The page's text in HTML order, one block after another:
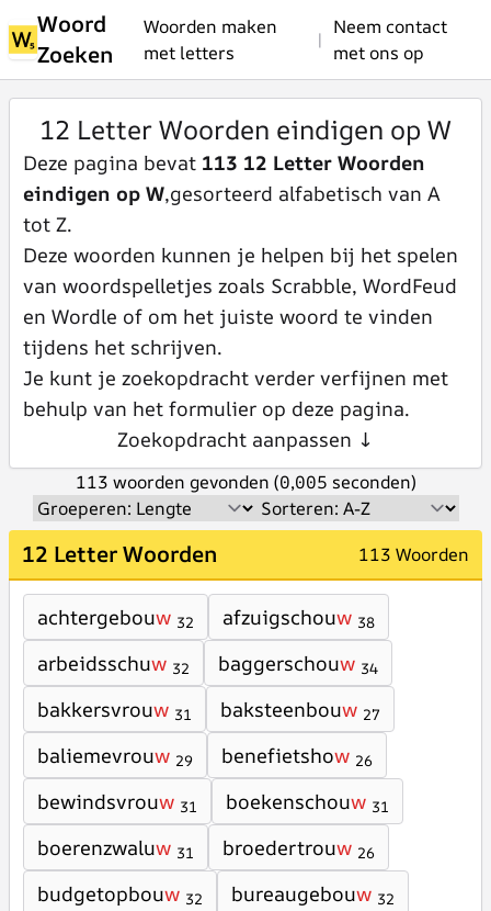
Woord
Zoeken
Woorden maken
met letters
|
Neem contact
met ons op
12 Letter Woorden eindigen op W
Deze pagina bevat 113 12 Letter Woorden
eindigen op W,gesorteerd alfabetisch van A
tot Z.
Deze woorden kunnen je helpen bij het spelen
van woordspelletjes zoals Scrabble, WordFeud
en Wordle of om het juiste woord te vinden
tijdens het schrijven.
Je kunt je zoekopdracht verder verfijnen met
behulp van het formulier op deze pagina.
Zoekopdracht aanpassen ↓
113 woorden gevonden (0,005 seconden)
12 Letter Woorden 113 Woorden
achtergebouw 32 afzuigschouw 38
arbeidsschuw 32 baggerschouw 34
bakkersvrouw 31 baksteenbouw 27
baliemevrouw 29 benefietshow 26
bewindsvrouw 31 boekenschouw 31
boerenzwaluw 31 broedertrouw 26
budgetopbouw 32 bureaugebouw 32